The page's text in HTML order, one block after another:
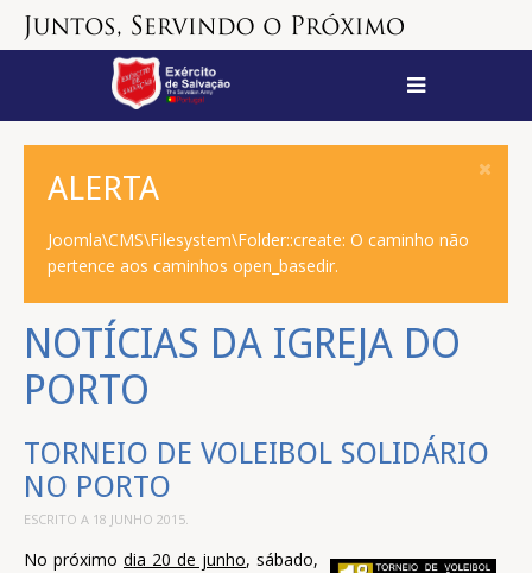
ALERTA
Joomla\CMS\Filesystem\Folder::create: O caminho não
pertence aos caminhos open_basedir.
NOTÍCIAS DA IGREJA DO
PORTO
TORNEIO DE VOLEIBOL SOLIDÁRIO
NO PORTO
ESCRITO A 18 JUNHO 2015.
No próximo dia 20 de junho, sábado,